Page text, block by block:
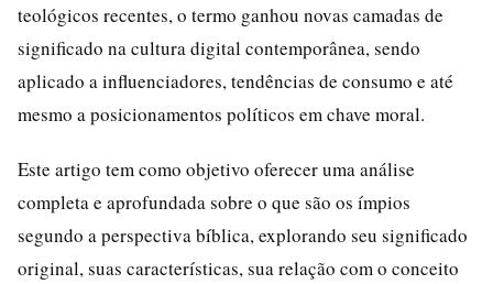
teológicos recentes, o termo ganhou novas camadas de
significado na cultura digital contemporânea, sendo
aplicado a influenciadores, tendências de consumo e até
mesmo a posicionamentos políticos em chave moral.
Este artigo tem como objetivo oferecer uma análise
completa e aprofundada sobre o que são os ímpios
segundo a perspectiva bíblica, explorando seu significado
original, suas características, sua relação com o conceito